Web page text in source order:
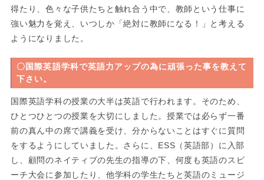
得たり、色々な子供たちと触れ合う中で、教師という仕事に
強い魅力を覚え、いつしか「絶対に教師になる！」と考える
ようになりました。
〇国際英語学科で英語力アップの為に頑張った事を教えて
下さい。
国際英語学科の授業の大半は英語で行われます。そのため、
ひとつひとつの授業を大切にしました。授業では必らず一番
前の真ん中の席で講義を受け、分からないことはすぐに質問
をするようにしていました。さらに、ESS（英語部）に入部
し、顧問のネイティブの先生の指導の下、何度も英語のスピ
ーチ大会に参加したり、他学科の学生たちと英語のミュージ